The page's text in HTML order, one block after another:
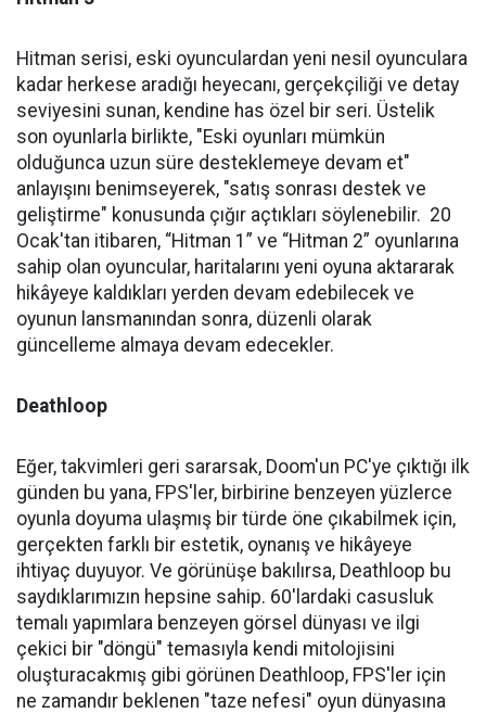
Hitman serisi, eski oyunculardan yeni nesil oyunculara
kadar herkese aradığı heyecanı, gerçekçiliği ve detay
seviyesini sunan, kendine has özel bir seri. Üstelik
son oyunlarla birlikte, "Eski oyunları mümkün
olduğunca uzun süre desteklemeye devam et"
anlayışını benimseyerek, "satış sonrası destek ve
geliştirme" konusunda çığır açtıkları söylenebilir. 20
Ocak'tan itibaren, “Hitman 1” ve “Hitman 2” oyunlarına
sahip olan oyuncular, haritalarını yeni oyuna aktararak
hikâyeye kaldıkları yerden devam edebilecek ve
oyunun lansmanından sonra, düzenli olarak
güncelleme almaya devam edecekler.
Deathloop
Eğer, takvimleri geri sararsak, Doom'un PC'ye çıktığı ilk
günden bu yana, FPS'ler, birbirine benzeyen yüzlerce
oyunla doyuma ulaşmış bir türde öne çıkabilmek için,
gerçekten farklı bir estetik, oynanış ve hikâyeye
ihtiyaç duyuyor. Ve görünüşe bakılırsa, Deathloop bu
saydıklarımızın hepsine sahip. 60'lardaki casusluk
temalı yapımlara benzeyen görsel dünyası ve ilgi
çekici bir "döngü" temasıyla kendi mitolojisini
oluşturacakmış gibi görünen Deathloop, FPS'ler için
ne zamandır beklenen "taze nefesi" oyun dünyasına